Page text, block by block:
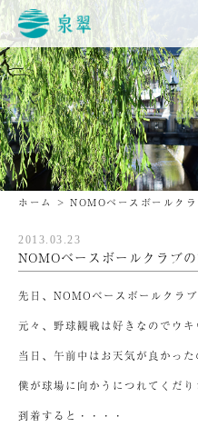
ホーム > NOMOベースボールク
2013.03.23
NOMOベースボールクラブ
先日、NOMOベースボールクラ
元々、野球観戦は好きなのでウ
当日、午前中はお天気が良かった
僕が球場に向かうにつれてくだり
到着すると・・・・